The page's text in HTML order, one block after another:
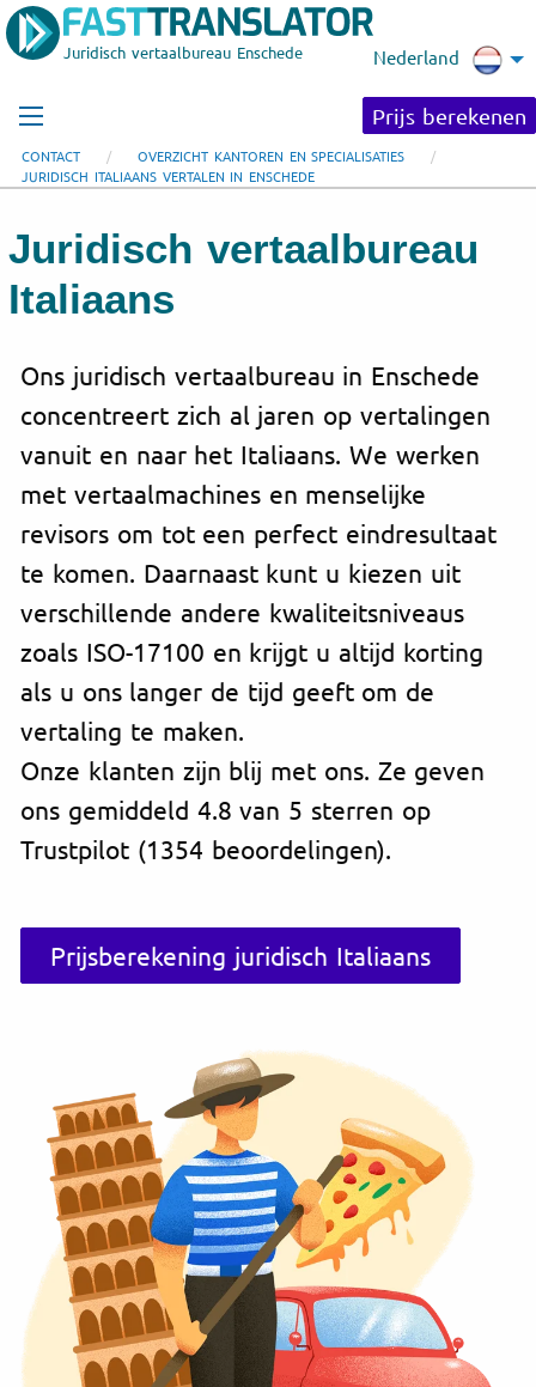
Juridisch vertaalbureau Enschede Nederland
Prijs berekenen
CONTACT
OVERZICHT KANTOREN EN SPECIALISATIES
JURIDISCH ITALIAANS VERTALEN IN ENSCHEDE
Juridisch vertaalbureau
Italiaans
Ons juridisch vertaalbureau in Enschede
concentreert zich al jaren op vertalingen
vanuit en naar het Italiaans. We werken
met vertaalmachines en menselijke
revisors om tot een perfect eindresultaat
te komen. Daarnaast kunt u kiezen uit
verschillende andere kwaliteitsniveaus
zoals ISO-17100 en krijgt u altijd korting
als u ons langer de tijd geeft om de
vertaling te maken.
Onze klanten zijn blij met ons. Ze geven
ons gemiddeld 4.8 van 5 sterren op
Trustpilot (1354 beoordelingen).
Prijsberekening juridisch Italiaans